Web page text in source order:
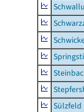
Sülzfeld